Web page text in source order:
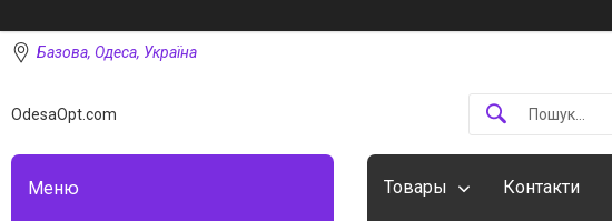
Базова, Одеса, Україна
OdesaOpt.com
Товары Контакти